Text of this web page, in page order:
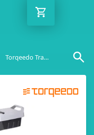
Torqeedo Travel